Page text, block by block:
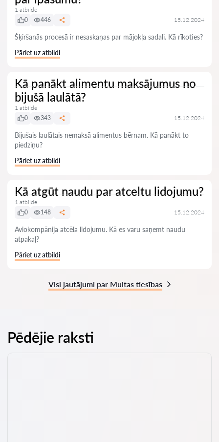
1 atbilde
0
446 15.12.2024
Šķiršanās procesā ir nesaskaņas par mājokļa sadali. Kā rīkoties?
Pāriet uz atbildi
Kā panākt alimentu maksājumus no
bijušā laulātā?
1 atbilde
0
343 15.12.2024
Bijušais laulātais nemaksā alimentus bērnam. Kā panākt to
piedziņu?
Pāriet uz atbildi
Kā atgūt naudu par atceltu lidojumu?
1 atbilde
0
148 15.12.2024
Aviokompānija atcēla lidojumu. Kā es varu saņemt naudu
atpakaļ?
Pāriet uz atbildi
Visi jautājumi par Muitas tiesības
Pēdējie raksti